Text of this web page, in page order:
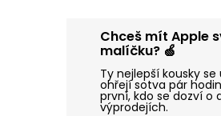
Chceš mít Apple
malíčku? 🍏
Ty nejlepší kousky se
ohřejí sotva pár
první, kdo se dozví o
výprodejích.